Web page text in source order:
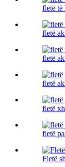
fletë të
fletë
fletë
fletë
fletë
fletë
Fletë